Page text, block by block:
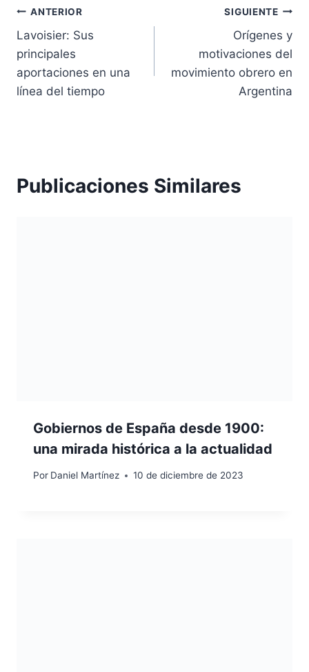
Navegación
de
entradas
ANTERIOR
Lavoisier: Sus
principales
aportaciones en una
línea del tiempo
SIGUIENTE
Orígenes y
motivaciones del
movimiento obrero en
Argentina
Publicaciones Similares
Gobiernos de España desde 1900:
una mirada histórica a la actualidad
Por Daniel Martínez 10 de diciembre de 2023